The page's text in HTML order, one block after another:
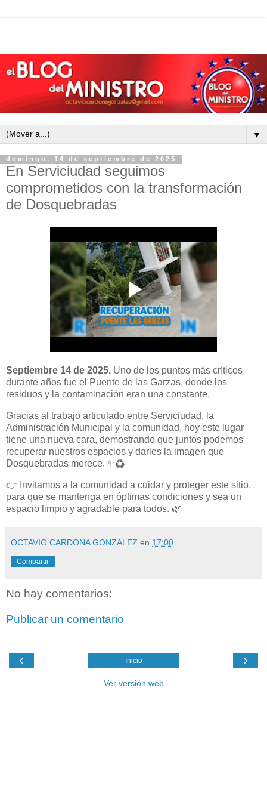
▼
domingo, 14 de septiembre de 2025
En Serviciudad seguimos
comprometidos con la transformación
de Dosquebradas
Septiembre 14 de 2025. Uno de los puntos más críticos
durante años fue el Puente de las Garzas, donde los
residuos y la contaminación eran una constante.
Gracias al trabajo articulado entre Serviciudad, la
Administración Municipal y la comunidad, hoy este lugar
tiene una nueva cara, demostrando que juntos podemos
recuperar nuestros espacios y darles la imagen que
Dosquebradas merece. ✨♻️
👉 Invitamos a la comunidad a cuidar y proteger este sitio,
para que se mantenga en óptimas condiciones y sea un
espacio limpio y agradable para todos. 🌿
OCTAVIO CARDONA GONZALEZ en 17:00
Compartir
No hay comentarios:
Publicar un comentario
‹ ›
Inicio
Ver versión web